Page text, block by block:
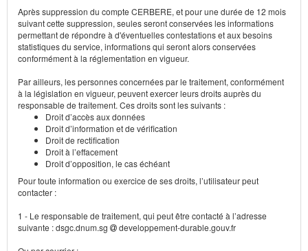
Après suppression du compte CERBERE, et pour une durée de 12 mois
suivant cette suppression, seules seront conservées les informations
permettant de répondre à d'éventuelles contestations et aux besoins
statistiques du service, informations qui seront alors conservées
conformément à la réglementation en vigueur.
Par ailleurs, les personnes concernées par le traitement, conformément
à la législation en vigueur, peuvent exercer leurs droits auprès du
responsable de traitement. Ces droits sont les suivants :
Droit d’accès aux données
Droit d’information et de vérification
Droit de rectification
Droit à l’effacement
Droit d’opposition, le cas échéant
Pour toute information ou exercice de ses droits, l’utilisateur peut
contacter :
1 - Le responsable de traitement, qui peut être contacté à l’adresse
suivante : dsgc.dnum.sg
developpement-durable.gouv.fr